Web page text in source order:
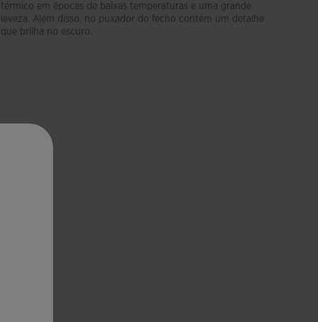
térmico em épocas de baixas temperaturas e uma grande
leveza. Além disso, no puxador do fecho contém um detalhe
que brilha no escuro.